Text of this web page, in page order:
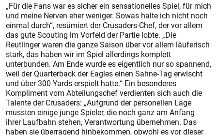
„Für die Fans war es sicher ein sensationelles Spiel, für mich
und meine Nerven eher weniger. Sowas halte ich nicht noch
einmal durch“, resümiert der Crusaders-Chef, der vor allem
das gute Scouting im Vorfeld der Partie lobte. „Die
Reutlinger waren die ganze Saison über vor allem läuferisch
stark, das haben wir im Spiel allerdings komplett
unterbunden. Am Ende wurde es eigentlich nur so spannend,
weil der Quarterback der Eagles einen Sahne-Tag erwischt
und über 300 Yards erspielt hatte.“ Ein besonderes
Kompliment vom Abteilungschef verdienten sich auch die
Talente der Crusaders: „Aufgrund der personellen Lage
mussten einige junge Spieler, die noch ganz am Anfang
ihrer Laufbahn stehen, Verantwortung übernehmen. Das
haben sie überragend hinbekommen, obwohl es vor dieser